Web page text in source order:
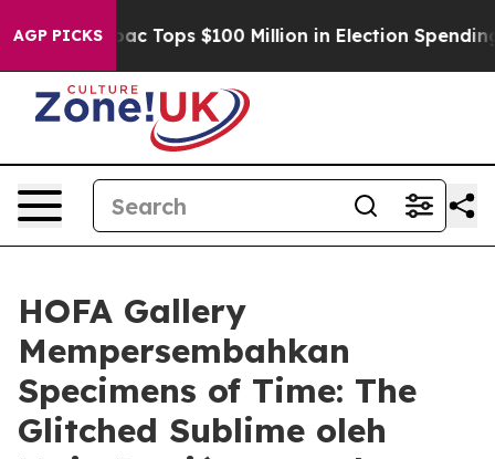
AGP PICKS
her Aipac Tops $100 Million in Election Spending
HOFA Gallery
Mempersembahkan
Specimens of Time: The
Glitched Sublime oleh